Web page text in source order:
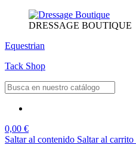
DRESSAGE BOUTIQUE
Equestrian
Tack Shop
0,00 €
Saltar al contenido Saltar al carrito